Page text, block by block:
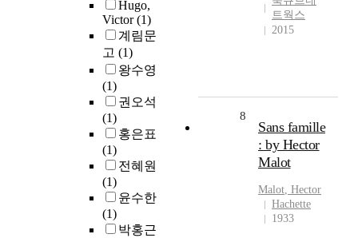
Hugo,
Victor(1)
계림문
고 (1)
왕수영
(1)
권오석
(1)
홍은표
(1)
전혜원
(1)
윤수한
(1)
박홍근
트웍스
2015
8
Sans famille
: by Hector
Malot
Malot, Hector
Hachette
1933